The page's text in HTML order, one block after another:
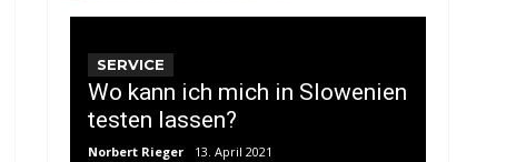
SERVICE
Wo kann ich mich in Slowenien
testen lassen?
Norbert Rieger 13. April 2021